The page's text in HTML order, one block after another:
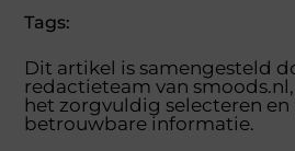
Tags:
Dit artikel is samengesteld
redactieteam van
het zorgvuldig selecteren en
betrouwbare informatie.